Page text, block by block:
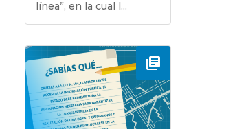
línea”, en la cual l...